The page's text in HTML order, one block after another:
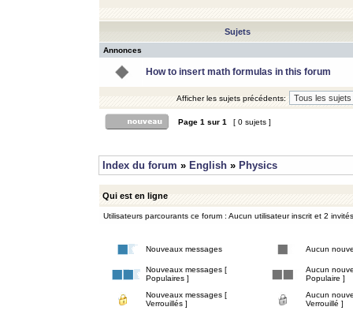
Sujets
Annonces
How to insert math formulas in this forum
Afficher les sujets précédents:
Page 1 sur 1 [ 0 sujets ]
Index du forum » English » Physics
Qui est en ligne
Utilisateurs parcourants ce forum : Aucun utilisateur inscrit et 2 invités
Nouveaux messages Aucun
Nouveaux messages [
Populaires ]
Aucun
Populaire ]
Nouveaux messages [
Verrouillés ]
Aucun
Verrouillé ]